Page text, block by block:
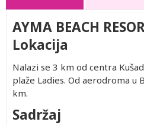
AYMA BEACH
Lokacija
Nalazi se 3 km od centra
plaže Ladies. Od aerodroma u
km.
Sadržaj